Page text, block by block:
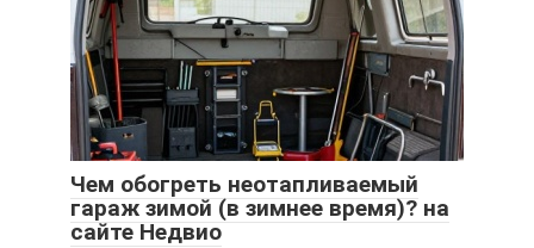
Чем обогреть неотапливаемый
гараж зимой (в зимнее время)? на
сайте Недвио